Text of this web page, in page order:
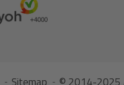
Sitemap © 2014-2025